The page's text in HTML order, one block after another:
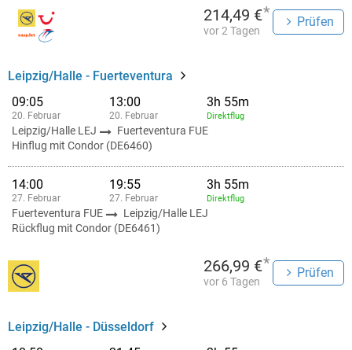
214,49 €*
vor 2 Tagen
Prüfen
Leipzig/Halle - Fuerteventura
09:05
20. Februar
13:00
20. Februar
3h 55m
Direktflug
Leipzig/Halle LEJ
Fuerteventura FUE
Hinflug mit Condor (DE6460)
14:00
27. Februar
19:55
27. Februar
3h 55m
Direktflug
Fuerteventura FUE
Leipzig/Halle LEJ
Rückflug mit Condor (DE6461)
266,99 €*
vor 6 Tagen
Prüfen
Leipzig/Halle - Düsseldorf